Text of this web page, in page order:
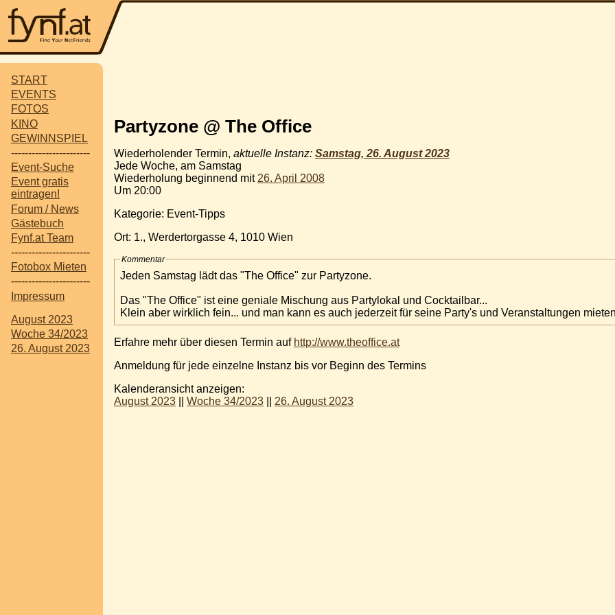
START
EVENTS
FOTOS
KINO
GEWINNSPIEL
-----------------------
Event-Suche
Event gratis
eintragen!
Forum / News
Gästebuch
Fynf.at Team
-----------------------
Fotobox Mieten
-----------------------
Impressum
August 2023
Woche 34/2023
26. August 2023
Partyzone @ The Office
Wiederholender Termin, aktuelle Instanz: Samstag, 26. August 2023
Jede Woche, am Samstag
Wiederholung beginnend mit 26. April 2008
Um 20:00
Kategorie: Event-Tipps
Ort: 1., Werdertorgasse 4, 1010 Wien
Kommentar
Jeden Samstag lädt das "The Office" zur Partyzone.
Das "The Office" ist eine geniale Mischung aus Partylokal und Cocktailbar...
Klein aber wirklich fein... und man kann es auch jederzeit für seine Party's und Veranstaltungen
Erfahre mehr über diesen Termin auf http://www.theoffice.at
Anmeldung für jede einzelne Instanz bis vor Beginn des Termins
Kalenderansicht anzeigen:
August 2023
Woche 34/2023 26. August 2023